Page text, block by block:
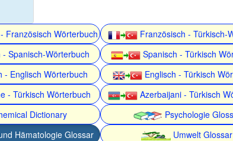
Französisch Wörterbuch Französisch - Türkisch-
- Spanisch-Wörterbuch Spanisch - Türkisch
- Englisch Wörterbuch Englisch - Türkisch
- Türkisch Wörterbuch Azerbaijani - Türkisch
Dictionary Psychologie
Hämatologie Glossar Umwelt Glossar